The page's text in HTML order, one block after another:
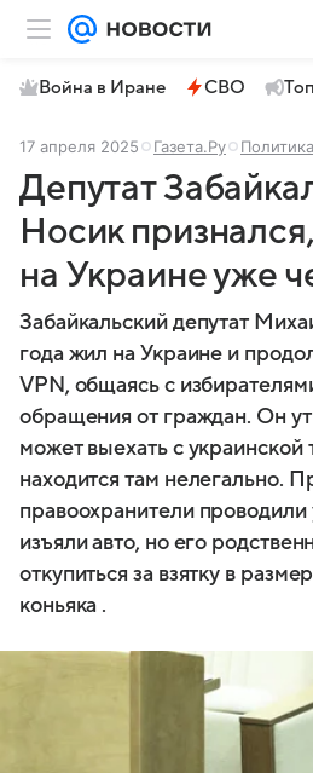
Война в Иране СВО
17 апреля 2025 Газета.Ру Политика
Депутат
Носик
на Украине уже
Забайкальский депутат
года жил на Украине и
VPN, общаясь с
обращения от граждан. Он
может выехать с украинской
находится там нелегально.
правоохранители проводили
изъяли авто, но его
откупиться за взятку в
коньяка .